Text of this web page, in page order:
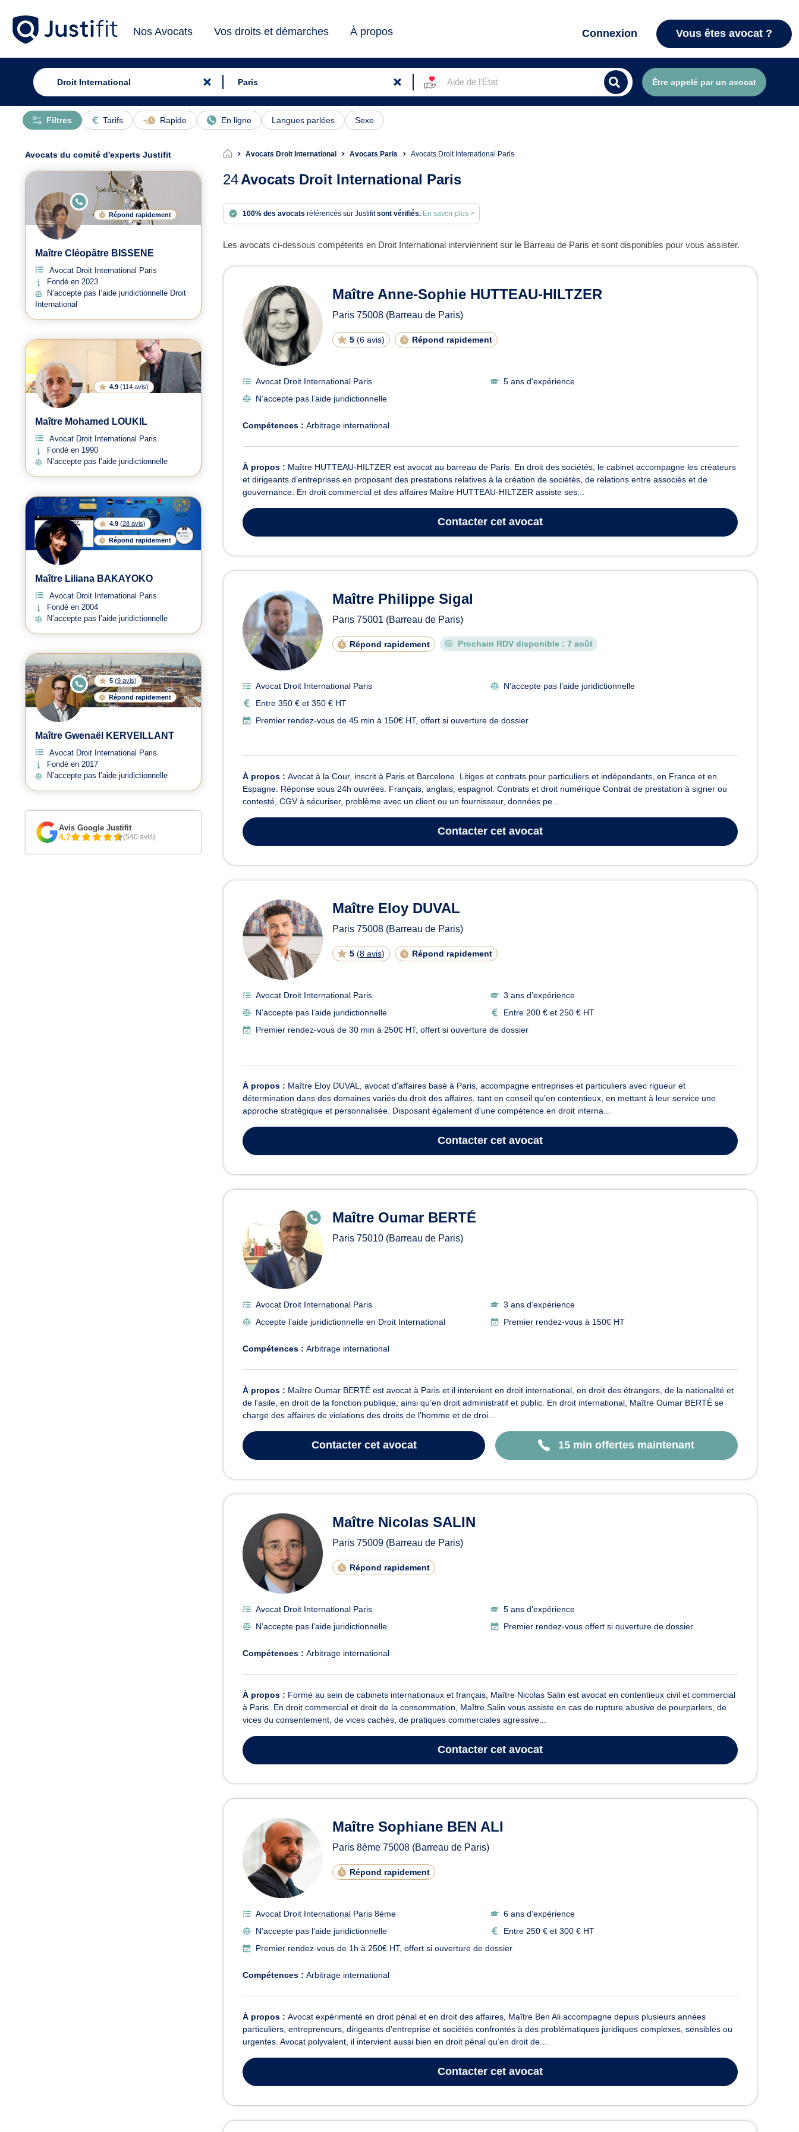
Nos Avocats Vos droits et démarches À propos Connexion Vous êtes avocat ?
Aide de l’État Être appelé par un avocat
Tarifs Rapide En ligne Langues parlées Sexe
Filtres
Avocats Droit International Avocats Paris Avocats Droit International Paris
24Avocats Droit International Paris
100% des avocats référencés sur Justifitsont vérifiés. En savoir plus >
Les avocats ci-dessous compétents en Droit International interviennent sur le Barreau de Paris et sont disponibles pour vous assister.
Avocats en Droit International à Paris
Maître Anne-Sophie HUTTEAU-HILTZER
Paris 75008 (Barreau de Paris)
5 (6 avis) Répond rapidement
Avocat Droit International Paris
5 ans d’expérience
N’accepte pas l’aide juridictionnelle
Compétences : Arbitrage international
À propos : Maître HUTTEAU-HILTZER est avocat au barreau de Paris. En droit des sociétés, le cabinet accompagne les créateurs
et dirigeants d’entreprises en proposant des prestations relatives à la création de sociétés, de relations entre associés et de
gouvernance. En droit commercial et des affaires Maître HUTTEAU-HILTZER assiste ses...
Contacter cet avocat
Maître Philippe Sigal
Paris 75001 (Barreau de Paris)
Répond rapidement Prochain RDV disponible : 7 août
Avocat Droit International Paris
N’accepte pas l’aide juridictionnelle
Entre 350 € et 350 € HT
Premier rendez-vous de 45 min à 150€ HT, offert si ouverture de dossier
À propos : Avocat à la Cour, inscrit à Paris et Barcelone. Litiges et contrats pour particuliers et indépendants, en France et en
Espagne. Réponse sous 24h ouvrées. Français, anglais, espagnol. Contrats et droit numérique Contrat de prestation à signer ou
contesté, CGV à sécuriser, problème avec un client ou un fournisseur, données pe...
Contacter cet avocat
Maître Eloy DUVAL
Paris 75008 (Barreau de Paris)
5 (8 avis) Répond rapidement
Avocat Droit International Paris
3 ans d’expérience
N’accepte pas l’aide juridictionnelle
Entre 200 € et 250 € HT
Premier rendez-vous de 30 min à 250€ HT, offert si ouverture de dossier
À propos : Maître Eloy DUVAL, avocat d'affaires basé à Paris, accompagne entreprises et particuliers avec rigueur et
détermination dans des domaines variés du droit des affaires, tant en conseil qu’en contentieux, en mettant à leur service une
approche stratégique et personnalisée. Disposant également d'une compétence en droit interna...
Contacter cet avocat
Maître Oumar BERTÉ
Paris 75010 (Barreau de Paris)
E
N
Avocat Droit International Paris
3 ans d’expérience
Accepte l’aide juridictionnelle en Droit International
Premier rendez-vous à 150€ HT
Compétences : Arbitrage international
À propos : Maître Oumar BERTÉ est avocat à Paris et il intervient en droit international, en droit des étrangers, de la nationalité et
de l'asile, en droit de la fonction publique, ainsi qu’en droit administratif et public. En droit international, Maître Oumar BERTÉ se
charge des affaires de violations des droits de l'homme et de droi...
Contactercet avocat 15 min offertes maintenant
Maître Nicolas SALIN
Paris 75009 (Barreau de Paris)
Répond rapidement
Avocat Droit International Paris
5 ans d’expérience
N’accepte pas l’aide juridictionnelle
Premier rendez-vous offert si ouverture de dossier
Compétences : Arbitrage international
À propos : Formé au sein de cabinets internationaux et français, Maître Nicolas Salin est avocat en contentieux civil et commercial
à Paris. En droit commercial et droit de la consommation, Maître Salin vous assiste en cas de rupture abusive de pourparlers, de
vices du consentement, de vices cachés, de pratiques commerciales agressive...
Contacter cet avocat
Maître Sophiane BEN ALI
Paris 8ème 75008 (Barreau de Paris)
Répond rapidement
Avocat Droit International Paris 8ème
6 ans d’expérience
N’accepte pas l’aide juridictionnelle
Entre 250 € et 300 € HT
Premier rendez-vous de 1h à 250€ HT, offert si ouverture de dossier
Compétences : Arbitrage international
À propos : Avocat expérimenté en droit pénal et en droit des affaires, Maître Ben Ali accompagne depuis plusieurs années
particuliers, entrepreneurs, dirigeants d’entreprise et sociétés confrontés à des problématiques juridiques complexes, sensibles ou
urgentes. Avocat polyvalent, il intervient aussi bien en droit pénal qu’en droit de...
Contacter cet avocat
Avocats du comité d'experts Justifit
E
N
N
Répond rapidement
Maître Cléopâtre BISSENE
Avocat Droit International Paris
Fondé en 2023
N’accepte pas l’aide juridictionnelle Droit
International
4.9 (114 avis)
Maître Mohamed LOUKIL
Avocat Droit International Paris
Fondé en 1990
N’accepte pas l’aide juridictionnelle
4.9 (28 avis)
Répond rapidement
Maître Liliana BAKAYOKO
Avocat Droit International Paris
Fondé en 2004
N’accepte pas l’aide juridictionnelle
E
N
G
N
5 (9 avis)
Répond rapidement
Maître Gwenaël KERVEILLANT
Avocat Droit International Paris
Fondé en 2017
N’accepte pas l’aide juridictionnelle
Avis Google Justifit
4,7 (540 avis)